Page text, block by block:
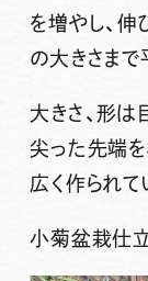
を増やし、
の大きさまで
大きさ、形は
尖った先端
広く作られて
小菊盆栽仕